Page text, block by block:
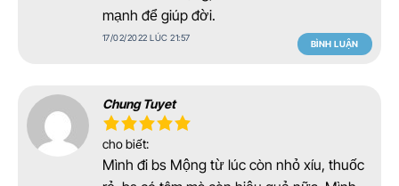
mạnh để giúp đời.
17/02/2022 LÚC 21:57
BÌNH LUẬN
Chung Tuyet
cho biết:
Mình đi bs Mộng từ lúc còn nhỏ xíu, thuốc